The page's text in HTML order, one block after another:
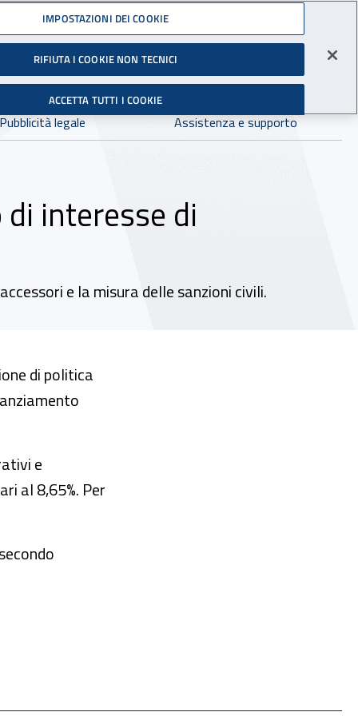
Infortuni sul Lavoro
Facebook - Sito esterno - Apertura in nuova finestra
X - Sito esterno - Apertura in nuova finestra
Instagram - Sito esterno - Apertura in
Linkedin - Sito esterno -
Youtube - Sito esterno -
Tiktok - SitoSpreaker -
Dove cercare:
in:tutto INAIL.it
Pubblicità legale Assistenza e supporto
interesse di
e la misura delle sanzioni civili.
di politica
e
al 8,65%. Per
IMPOSTAZIONI DEI COOKIE
RIFIUTA I COOKIE NON TECNICI
ACCETTA TUTTI I COOKIE